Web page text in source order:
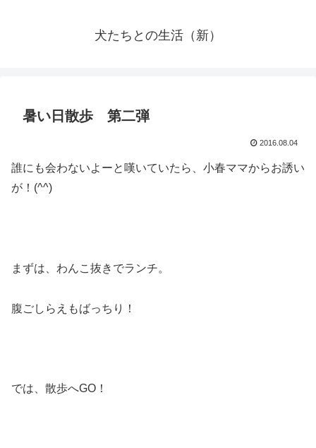
犬たちとの生活（新）
暑い日散歩 第二弾
2016.08.04
誰にも会わないよーと嘆いていたら、小春ママからお誘い
が！(^^)
まずは、わんこ抜きでランチ。
腹ごしらえもばっちり！
では、散歩へGO！